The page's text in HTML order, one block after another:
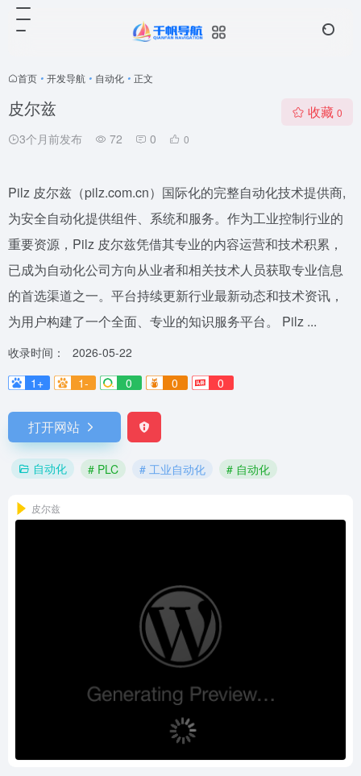
首页 • 开发导航 • 自动化 • 正文
皮尔兹
3个月前发布 72 0 0
收藏 0
Pilz 皮尔兹（pilz.com.cn）国际化的完整自动化技术提供商,
为安全自动化提供组件、系统和服务。作为工业控制行业的
重要资源，Pilz 皮尔兹凭借其专业的内容运营和技术积累，
已成为自动化公司方向从业者和相关技术人员获取专业信息
的首选渠道之一。平台持续更新行业最新动态和技术资讯，
为用户构建了一个全面、专业的知识服务平台。 Pilz ...
收录时间：
2026-05-22
1+
1- 0 0 0
打开网站
自动化 # PLC # 工业自动化 # 自动化
皮尔兹